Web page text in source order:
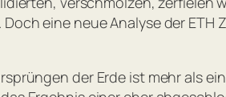
eine neue Analyse der
der Erde ist mehr als